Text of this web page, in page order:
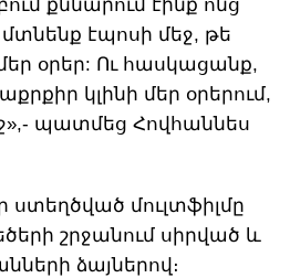
քննարում էինք ոնց
էպոսի մեջ, թե
օրեր: Ու հասկացանք,
կլինի մեր օրերում,
պատմեց Հովհաննես
մուլտֆիլմը
շրջանում սիրված և
ձայներով։